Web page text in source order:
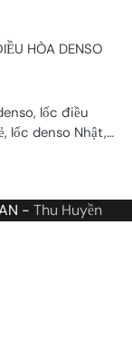
HÒA DENSO
lốc điều
lốc denso Nhật,…
- Thu Huyền